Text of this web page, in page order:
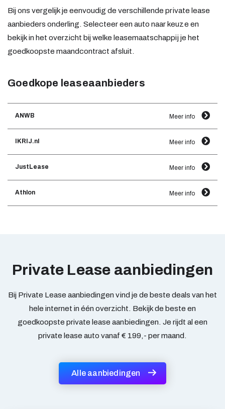
Bij ons vergelijk je eenvoudig de verschillende private lease
aanbieders onderling. Selecteer een auto naar keuze en
bekijk in het overzicht bij welke leasemaatschappij je het
goedkoopste maandcontract afsluit.
Goedkope leaseaanbieders
ANWB Meer info
IKRIJ.nl Meer info
JustLease Meer info
Athlon Meer info
Private Lease aanbiedingen
Bij Private Lease aanbiedingen vind je de beste deals van het
hele internet in één overzicht. Bekijk de beste en
goedkoopste private lease aanbiedingen. Je rijdt al een
private lease auto vanaf € 199,- per maand.
Alle aanbiedingen